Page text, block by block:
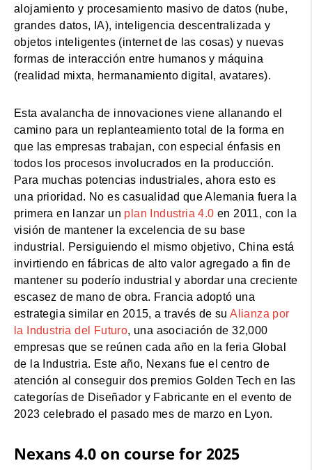
alojamiento y procesamiento masivo de datos (nube,
grandes datos, IA), inteligencia descentralizada y
objetos inteligentes (internet de las cosas) y nuevas
formas de interacción entre humanos y máquina
(realidad mixta, hermanamiento digital, avatares).
Esta avalancha de innovaciones viene allanando el
camino para un replanteamiento total de la forma en
que las empresas trabajan, con especial énfasis en
todos los procesos involucrados en la producción.
Para muchas potencias industriales, ahora esto es
una prioridad. No es casualidad que Alemania fuera la
primera en lanzar un plan Industria 4.0en 2011, con la
visión de mantener la excelencia de su base
industrial. Persiguiendo el mismo objetivo, China está
invirtiendo en fábricas de alto valor agregado a fin de
mantener su poderío industrial y abordar una creciente
escasez de mano de obra. Francia adoptó una
estrategia similar en 2015, a través de suAlianza por
la Industria del Futuro, una asociación de 32,000
empresas que se reúnen cada año en la feria Global
de la Industria. Este año, Nexans fue el centro de
atención al conseguir dos premios Golden Tech en las
categorías de Diseñador y Fabricante en el evento de
2023 celebrado el pasado mes de marzo en Lyon.
Nexans 4.0 on course for 2025